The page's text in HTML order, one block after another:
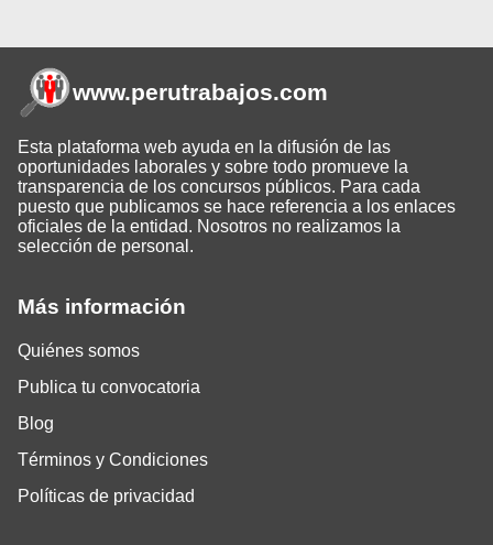
Más información
Quiénes somos
Publica tu convocatoria
Blog
Términos y Condiciones
Políticas de privacidad
www.perutrabajos.com
Esta plataforma web ayuda en la difusión de las
oportunidades laborales y sobre todo promueve la
transparencia de los concursos públicos. Para cada
puesto que publicamos se hace referencia a los enlaces
oficiales de la entidad. Nosotros no realizamos la
selección de personal.